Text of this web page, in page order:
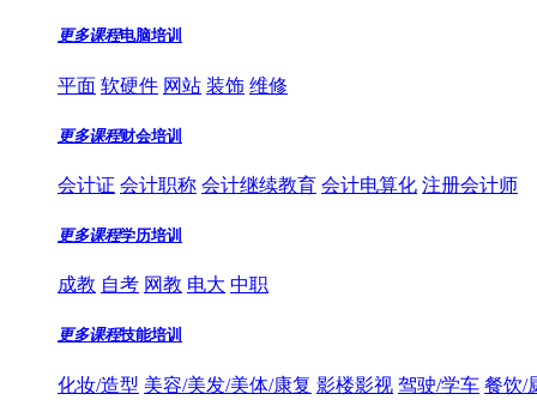
更多课程电脑培训
平面 软硬件 网站 装饰 维修
更多课程财会培训
会计证 会计职称 会计继续教育 会计电算化 注册会计师
更多课程学历培训
成教 自考 网教 电大 中职
更多课程技能培训
化妆/造型 美容/美发/美体/康复 影楼影视 驾驶/学车 餐饮/